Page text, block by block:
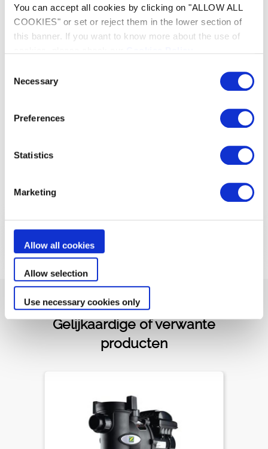
You can accept all cookies by clicking on "ALLOW ALL
COOKIES" or set or reject them in the lower section of
this banner. If you want to know more about the use of
Selection
Necessary
Preferences
Statistics
Marketing
Allow all cookies
Allow selection
Use necessary cookies only
voor alle installatietypes
Er zijn twee versies beschikbaar, ongemonteerd
met niet-gemonteerde titaniumplaten.
Maximale stevigheid
De titanium platen die het apparaat bedekken
zorgen voor een ongeëvenaarde stevigheid.
Documenten
Gelijkaardige of verwante
producten